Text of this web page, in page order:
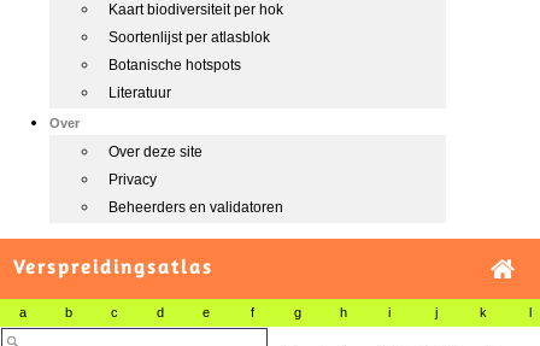
Kaart biodiversiteit per hok
Soortenlijst per atlasblok
Botanische hotspots
Literatuur
Over
Over deze site
Privacy
Beheerders en validatoren
Verspreidingsatlas
a b c d e f g h i j k l